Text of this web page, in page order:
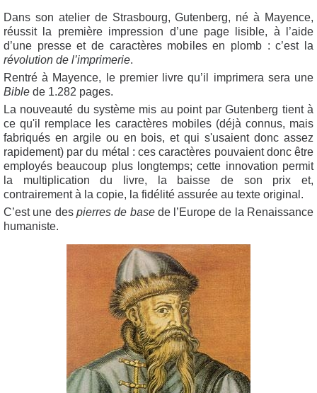
Dans son atelier de Strasbourg, Gutenberg, né à Mayence,
réussit la première impression d’une page lisible, à l’aide
d’une presse et de caractères mobiles en plomb : c’est la
révolution de l’imprimerie.
Rentré à Mayence, le premier livre qu’il imprimera sera une
Bible de 1.282 pages.
La nouveauté du système mis au point par Gutenberg tient à
ce qu'il remplace les caractères mobiles (déjà connus, mais
fabriqués en argile ou en bois, et qui s'usaient donc assez
rapidement) par du métal : ces caractères pouvaient donc être
employés beaucoup plus longtemps; cette innovation permit
la multiplication du livre, la baisse de son prix et,
contrairement à la copie, la fidélité assurée au texte original.
C’est une des pierres de basede l’Europe de la Renaissance
humaniste.